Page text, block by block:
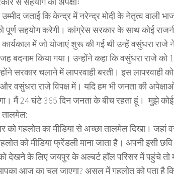
जताई कि केन्द्र में नरेन्द्र मोदी के नेतृत्व वाली
पूर्ण सहयोग करेगी। कांग्रेस सरकार के साथ कोई
में जो योजाएं शुरू की गई थी उन्हें वसुंधरा राजे
बदनाम किया गया। उन्होंने कहा कि वसुंधरा राजे को
सरकार चलाने में लापरवाही बरती। इस लापरवाही
और वसुंधरा राजे विपक्ष में। यदि हम भी जनता की
मैं 24 घंटे 365 दिन जनता के बीच रहता हूं। मुझे कोई
तालमेल:
को गहलोत का मीडिया से अच्छा तालमेल दिखा। जहां
को मीडिया फ्रेंडली माना जाता है। अपनी
को देखने के लिए जयपुर के अल्बर्ट हाॅल परिसर में पहुंचे
आज का चल जाएगा? असल में गहलोत को पता है कि